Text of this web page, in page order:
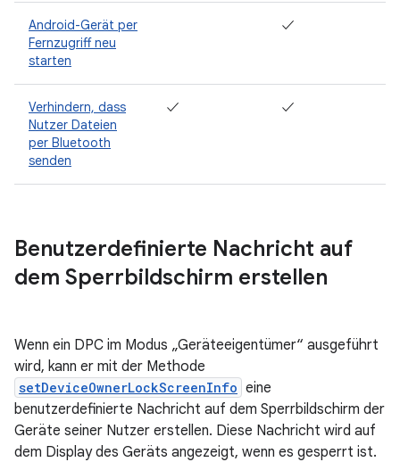
Android-Gerät per
Fernzugriff neu
starten
✓
Verhindern, dass
Nutzer Dateien
per Bluetooth
senden
✓ ✓
Benutzerdefinierte Nachricht auf
dem Sperrbildschirm erstellen
Wenn ein DPC im Modus „Geräteeigentümer“ ausgeführt
wird, kann er mit der Methode
setDeviceOwnerLockScreenInfo eine
benutzerdefinierte Nachricht auf dem Sperrbildschirm der
Geräte seiner Nutzer erstellen. Diese Nachricht wird auf
dem Display des Geräts angezeigt, wenn es gesperrt ist.